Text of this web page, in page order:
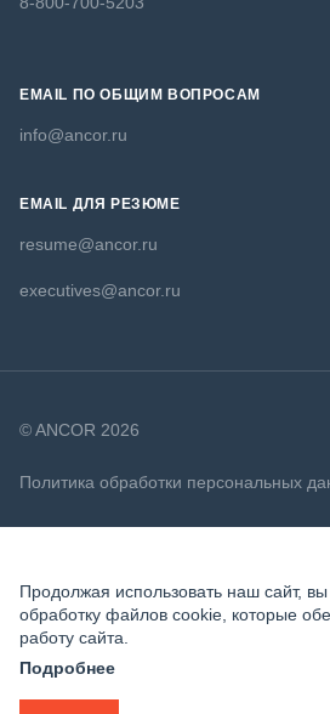
EMAIL ПО ОБЩИМ ВОПРОСАМ
info@ancor.ru
EMAIL ДЛЯ РЕЗЮМЕ
resume@ancor.ru
executives@ancor.ru
© ANCOR 2026
Политика обработки персональных
Продолжая использовать наш сайт,
обработку файлов cookie, которые
работу сайта.
Подробнее